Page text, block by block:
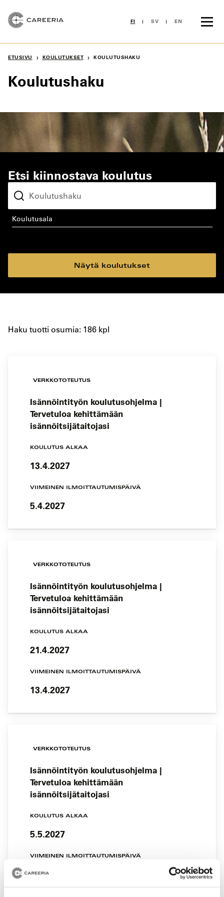
sisältöön
FI SV EN
ETUSIVU › KOULUTUKSET › KOULUTUSHAKU
Koulutushaku
Etsi kiinnostava koulutus
koulutusala
Näytä koulutukset
Haku tuotti osumia: 186 kpl
VERKKOTOTEUTUS
Isännöintityön koulutusohjelma |
Tervetuloa kehittämään
isännöitsijätaitojasi
KOULUTUS ALKAA
13.4.2027
VIIMEINEN ILMOITTAUTUMISPÄIVÄ
5.4.2027
VERKKOTOTEUTUS
Isännöintityön koulutusohjelma |
Tervetuloa kehittämään
isännöitsijätaitojasi
KOULUTUS ALKAA
21.4.2027
VIIMEINEN ILMOITTAUTUMISPÄIVÄ
13.4.2027
VERKKOTOTEUTUS
Isännöintityön koulutusohjelma |
Tervetuloa kehittämään
isännöitsijätaitojasi
KOULUTUS ALKAA
5.5.2027
VIIMEINEN ILMOITTAUTUMISPÄIVÄ
27.4.2027